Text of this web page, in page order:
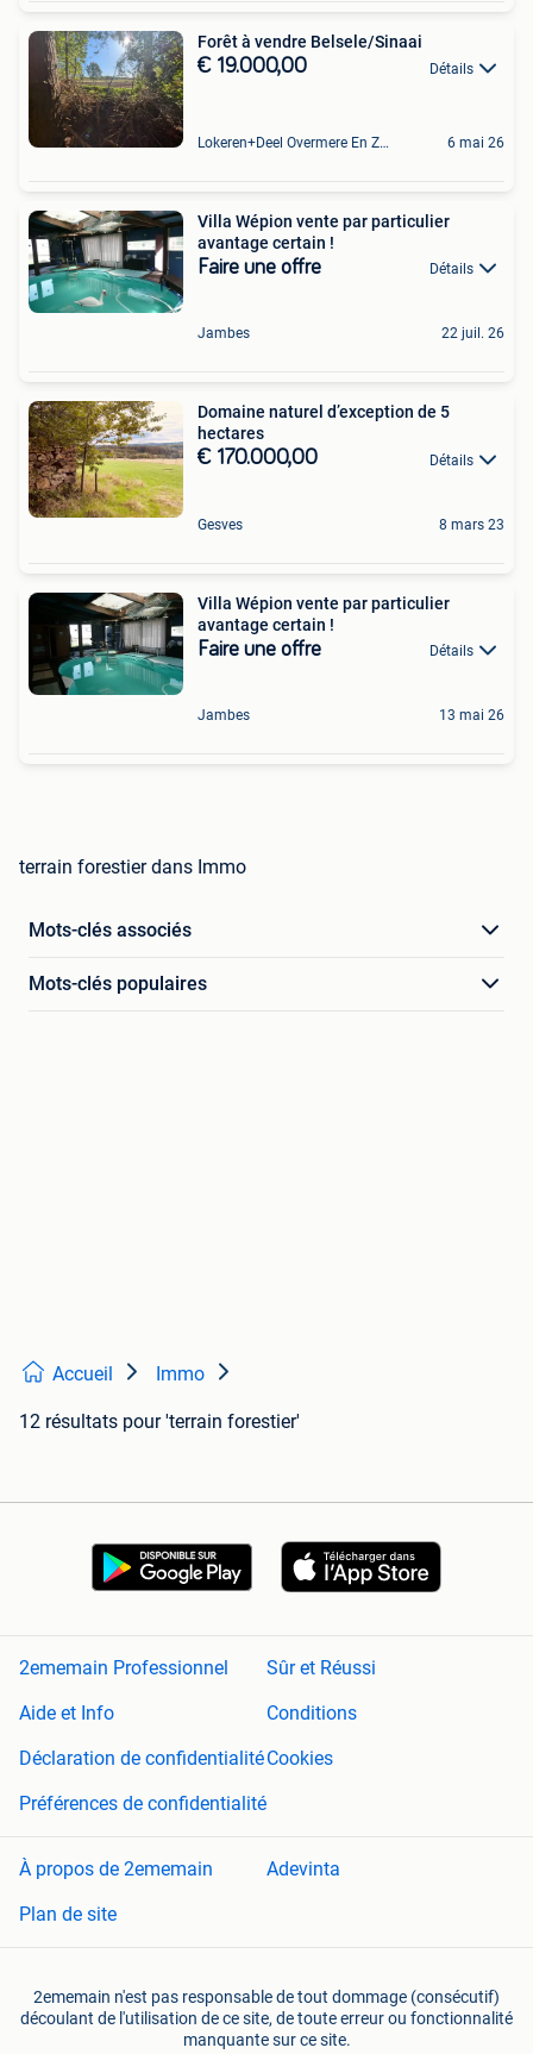
Forêt à vendre Belsele/Sinaai
€ 19.000,00 Détails
Lokeren+Deel Overmere En Zele 6 mai 26
Villa Wépion vente par particulier
avantage certain !
Faire une offre Détails
Jambes 22 juil. 26
Domaine naturel d’exception de 5
hectares
€ 170.000,00 Détails
Gesves 8 mars 23
Villa Wépion vente par particulier
avantage certain !
Faire une offre Détails
Jambes 13 mai 26
terrain forestier dans Immo
Mots-clés associés
Mots-clés populaires
Accueil Immo
12 résultats pour 'terrain forestier'
2ememain Professionnel
Sûr et Réussi
Aide et Info
Conditions
Déclaration de confidentialitéCookies
Préférences de confidentialité
À propos de 2ememain
Adevinta
Plan de site
2ememain n'est pas responsable de tout dommage (consécutif)
découlant de l'utilisation de ce site, de toute erreur ou fonctionnalité
manquante sur ce site.